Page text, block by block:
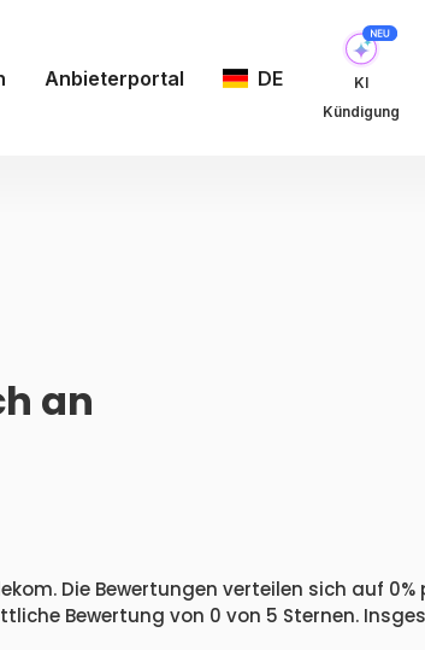
Anbieterportal DE
KI
Kündigung
an
Die Bewertungen verteilen sich auf 0%
Bewertung von 0 von 5 Sternen.